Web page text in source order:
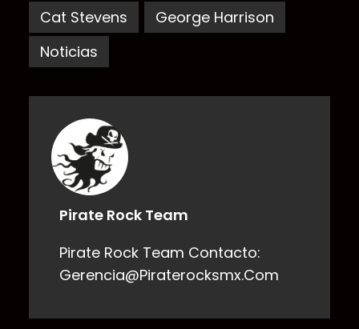
Cat Stevens
George Harrison
Noticias
Pirate Rock Team
Pirate Rock Team Contacto:
Gerencia@piraterocksmx.com